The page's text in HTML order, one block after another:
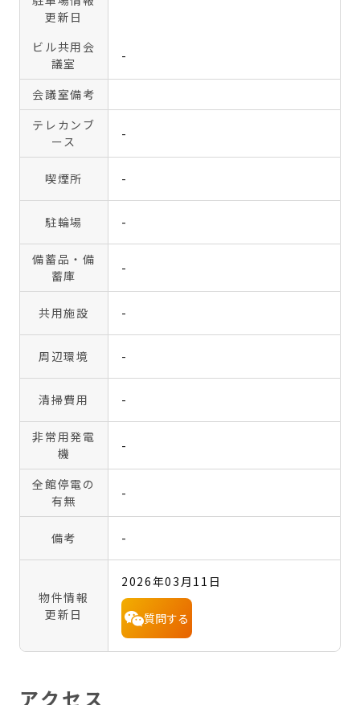
更新日
ビル共用会
議室
-
会議室備考
テレカンブ
ース
-
喫煙所 -
駐輪場 -
備蓄品・備
蓄庫
-
共用施設 -
周辺環境 -
清掃費用 -
非常用発電
機
-
全館停電の
有無
-
備考 -
物件情報
更新日
2026年03月11日
質問する
アクセス